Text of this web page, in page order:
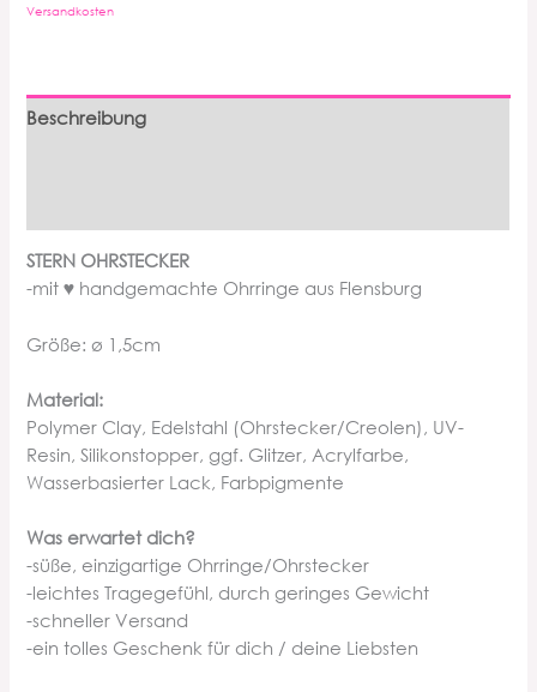
Versandkosten
Beschreibung
STERN OHRSTECKER
-mit ♥ handgemachte Ohrringe aus Flensburg
Größe: ø 1,5cm
Material:
Polymer Clay, Edelstahl (Ohrstecker/Creolen), UV-
Resin, Silikonstopper, ggf. Glitzer, Acrylfarbe,
Wasserbasierter Lack, Farbpigmente
Was erwartet dich?
-süße, einzigartige Ohrringe/Ohrstecker
-leichtes Tragegefühl, durch geringes Gewicht
-schneller Versand
-ein tolles Geschenk für dich / deine Liebsten